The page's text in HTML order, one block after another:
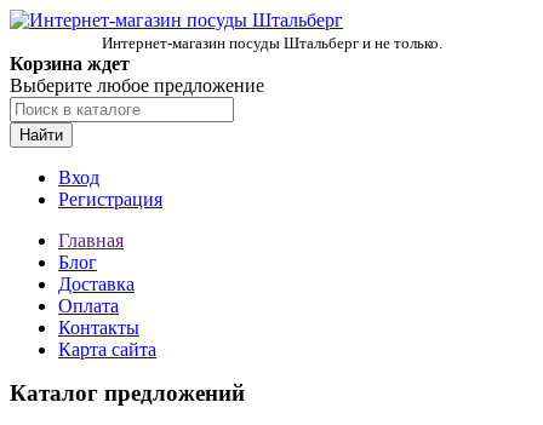
Интернет-магазин посуды Штальберг и не только.
Корзина ждет
Выберите любое предложение
Найти
Вход
Регистрация
Главная
Блог
Доставка
Оплата
Контакты
Карта сайта
Каталог предложений